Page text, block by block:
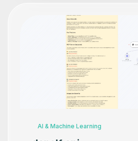
AI & Machine Learning